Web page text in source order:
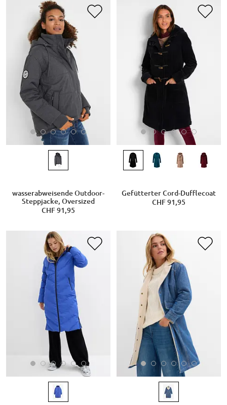
wasserabweisende Outdoor-
Steppjacke, Oversized
CHF 91,95
Gefütterter Cord-Dufflecoat
CHF 91,95